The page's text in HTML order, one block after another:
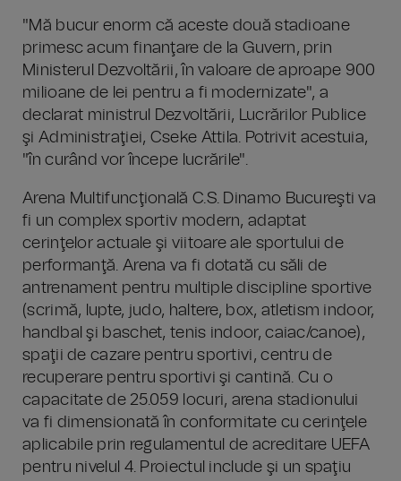
"Mă bucur enorm că aceste două stadioane
primesc acum finanţare de la Guvern, prin
Ministerul Dezvoltării, în valoare de aproape 900
milioane de lei pentru a fi modernizate", a
declarat ministrul Dezvoltării, Lucrărilor Publice
şi Administraţiei, Cseke Attila. Potrivit acestuia,
"în curând vor începe lucrările".
Arena Multifuncţională C.S. Dinamo Bucureşti va
fi un complex sportiv modern, adaptat
cerinţelor actuale şi viitoare ale sportului de
performanţă. Arena va fi dotată cu săli de
antrenament pentru multiple discipline sportive
(scrimă, lupte, judo, haltere, box, atletism indoor,
handbal şi baschet, tenis indoor, caiac/canoe),
spaţii de cazare pentru sportivi, centru de
recuperare pentru sportivi şi cantină. Cu o
capacitate de 25.059 locuri, arena stadionului
va fi dimensionată în conformitate cu cerinţele
aplicabile prin regulamentul de acreditare UEFA
pentru nivelul 4. Proiectul include şi un spaţiu